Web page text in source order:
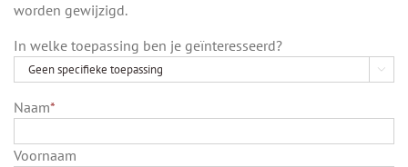
worden gewijzigd.
In welke toepassing ben je geïnteresseerd?

Naam*
Voornaam